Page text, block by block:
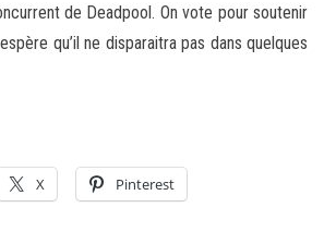
de Deadpool. On vote pour soutenir
qu’il ne disparaitra pas dans quelques
X Pinterest